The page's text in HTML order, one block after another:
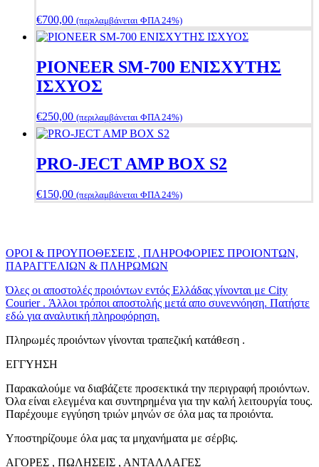
€700,00 (περιλαμβάνεται ΦΠΑ 24%)
PIONEER SM-700 ΕΝΙΣΧΥΤΗΣ
ΙΣΧΥΟΣ
€250,00 (περιλαμβάνεται ΦΠΑ 24%)
PRO-JECT AMP BOX S2
€150,00 (περιλαμβάνεται ΦΠΑ 24%)
ΟΡΟΙ & ΠΡΟΥΠΟΘΕΣΕΙΣ , ΠΛΗΡΟΦΟΡΙΕΣ ΠΡΟΙΟΝΤΩΝ,
ΠΑΡΑΓΓΕΛΙΩΝ & ΠΛΗΡΩΜΩΝ
Όλες οι αποστολές προιόντων εντός Ελλάδας γίνονται με City
Courier . Άλλοι τρόποι αποστολής μετά απο συνεννόηση. Πατήστε
εδώ για αναλυτική πληροφόρηση.
Πληρωμές προιόντων γίνονται τραπεζική κατάθεση .
ΕΓΓΥΗΣΗ
Παρακαλούμε να διαβάζετε προσεκτικά την περιγραφή προιόντων.
Όλα είναι ελεγμένα και συντηρημένα για την καλή λειτουργία τους.
Παρέχουμε εγγύηση τριών μηνών σε όλα μας τα προιόντα.
Υποστηρίζουμε όλα μας τα μηχανήματα με σέρβις.
ΑΓΟΡΕΣ , ΠΩΛΗΣΕΙΣ , ΑΝΤΑΛΛΑΓΕΣ